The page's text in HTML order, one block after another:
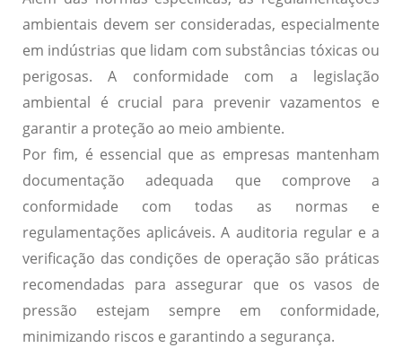
ambientais devem ser consideradas, especialmente
em indústrias que lidam com substâncias tóxicas ou
perigosas. A conformidade com a legislação
ambiental é crucial para prevenir vazamentos e
garantir a proteção ao meio ambiente.
Por fim, é essencial que as empresas mantenham
documentação adequada que comprove a
conformidade com todas as normas e
regulamentações aplicáveis. A auditoria regular e a
verificação das condições de operação são práticas
recomendadas para assegurar que os vasos de
pressão estejam sempre em conformidade,
minimizando riscos e garantindo a segurança.